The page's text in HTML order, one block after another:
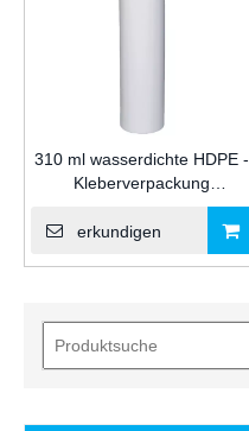
310 ml wasserdichte HDPE -
Kleberverpackung
Silikondichtungsmittel für die
erkundigen